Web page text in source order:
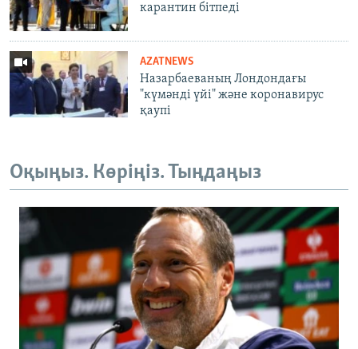
карантин бітпеді
AZATNEWS
Назарбаеваның Лондондағы
"күмәнді үйі" және коронавирус
қаупі
Оқыңыз. Көріңіз. Тыңдаңыз